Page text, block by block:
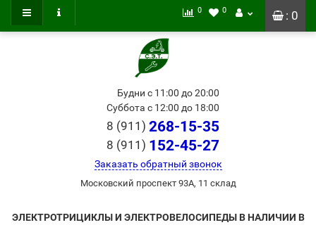
: 0
0 0
Будни с 11:00 до 20:00
Суббота с 12:00 до 18:00
8 (911) 268-15-35
8 (911) 152-45-27
Заказать обратный звонок
Московский проспект 93А, 11 склад
ЭЛЕКТРОТРИЦИКЛЫ И ЭЛЕКТРОВЕЛОСИПЕДЫ В НАЛИЧИИ В